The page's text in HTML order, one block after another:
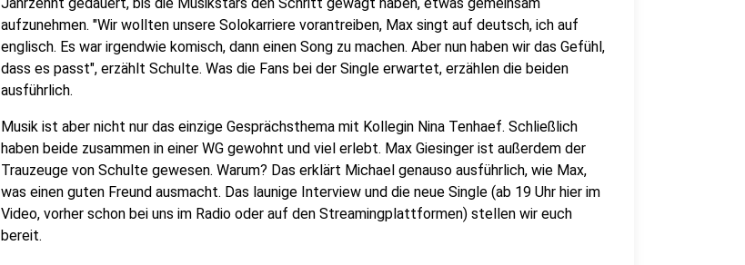
aufzunehmen. "Wir wollten unsere Solokarriere vorantreiben, Max singt auf deutsch, ich auf
englisch. Es war irgendwie komisch, dann einen Song zu machen. Aber nun haben wir das Gefühl,
dass es passt", erzählt Schulte. Was die Fans bei der Single erwartet, erzählen die beiden
ausführlich.
Musik ist aber nicht nur das einzige Gesprächsthema mit Kollegin Nina Tenhaef. Schließlich
haben beide zusammen in einer WG gewohnt und viel erlebt. Max Giesinger ist außerdem der
Trauzeuge von Schulte gewesen. Warum? Das erklärt Michael genauso ausführlich, wie Max,
was einen guten Freund ausmacht. Das launige Interview und die neue Single (ab 19 Uhr hier im
Video, vorher schon bei uns im Radio oder auf den Streamingplattformen) stellen wir euch
bereit.